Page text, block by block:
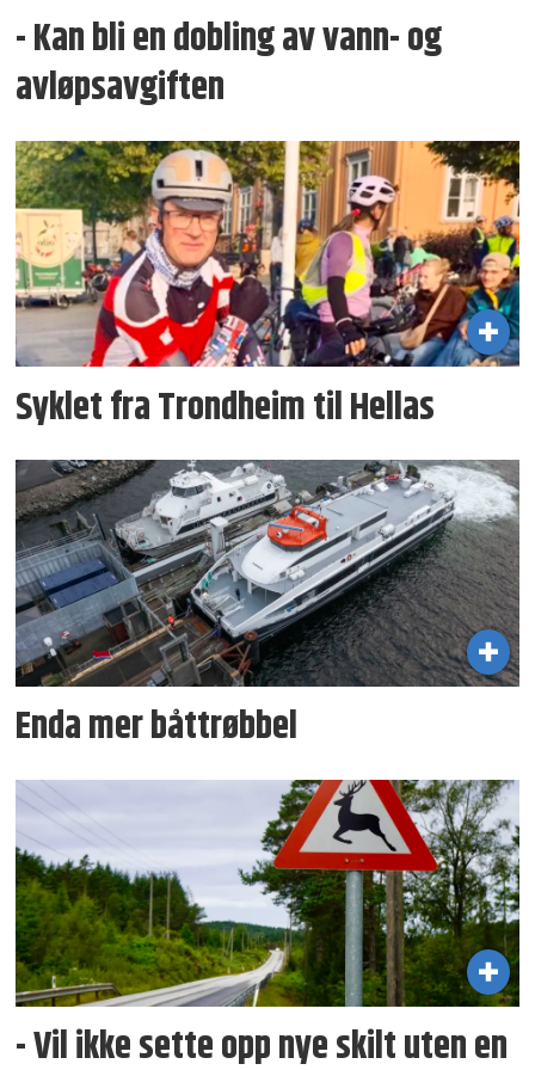
- Kan bli en dobling av vann- og
avløpsavgiften
Syklet fra Trondheim til Hellas
Enda mer båttrøbbel
- Vil ikke sette opp nye skilt uten en